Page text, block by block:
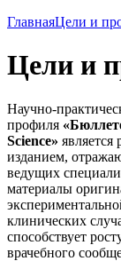
ГлавнаяЦели и
Цели и
Научно-
профиля
Science»
изданием,
ведущих
материалы
клинических
способствует
врачебного